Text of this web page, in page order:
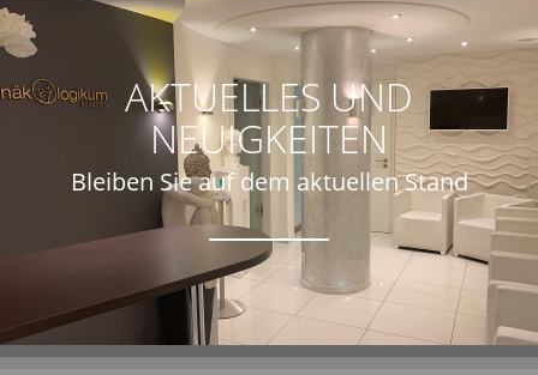
AKTUELLES UND
NEUIGKEITEN
Bleiben Sie auf dem aktuellen Stand